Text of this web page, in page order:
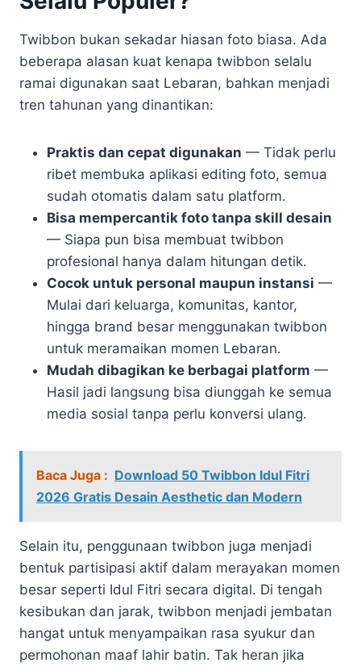
Twibbon bukan sekadar hiasan foto biasa. Ada
beberapa alasan kuat kenapa twibbon selalu
ramai digunakan saat Lebaran, bahkan menjadi
tren tahunan yang dinantikan:
Praktis dan cepat digunakan — Tidak perlu
ribet membuka aplikasi editing foto, semua
sudah otomatis dalam satu platform.
Bisa mempercantik foto tanpa skill desain
— Siapa pun bisa membuat twibbon
profesional hanya dalam hitungan detik.
Cocok untuk personal maupun instansi —
Mulai dari keluarga, komunitas, kantor,
hingga brand besar menggunakan twibbon
untuk meramaikan momen Lebaran.
Mudah dibagikan ke berbagai platform —
Hasil jadi langsung bisa diunggah ke semua
media sosial tanpa perlu konversi ulang.
Baca Juga : Download 50 Twibbon Idul Fitri
2026 Gratis Desain Aesthetic dan Modern
Selain itu, penggunaan twibbon juga menjadi
bentuk partisipasi aktif dalam merayakan momen
besar seperti Idul Fitri secara digital. Di tengah
kesibukan dan jarak, twibbon menjadi jembatan
hangat untuk menyampaikan rasa syukur dan
permohonan maaf lahir batin. Tak heran jika